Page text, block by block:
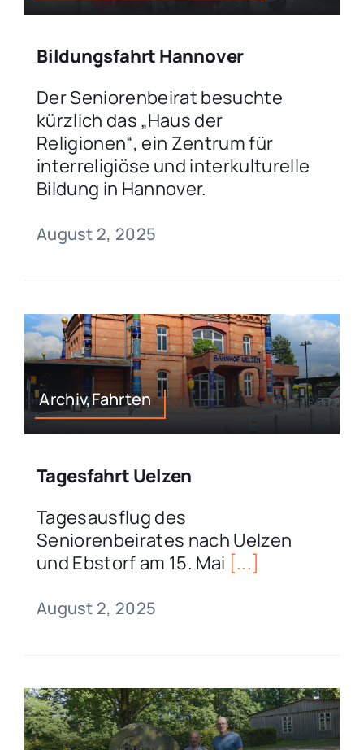
Bildungsfahrt Hannover
Der Seniorenbeirat besuchte
kürzlich das „Haus der
Religionen“, ein Zentrum für
interreligiöse und interkulturelle
Bildung in Hannover.
August 2, 2025
Archiv,Fahrten
Tagesfahrt Uelzen
Tagesausflug des
Seniorenbeirates nach Uelzen
und Ebstorf am 15. Mai [...]
August 2, 2025